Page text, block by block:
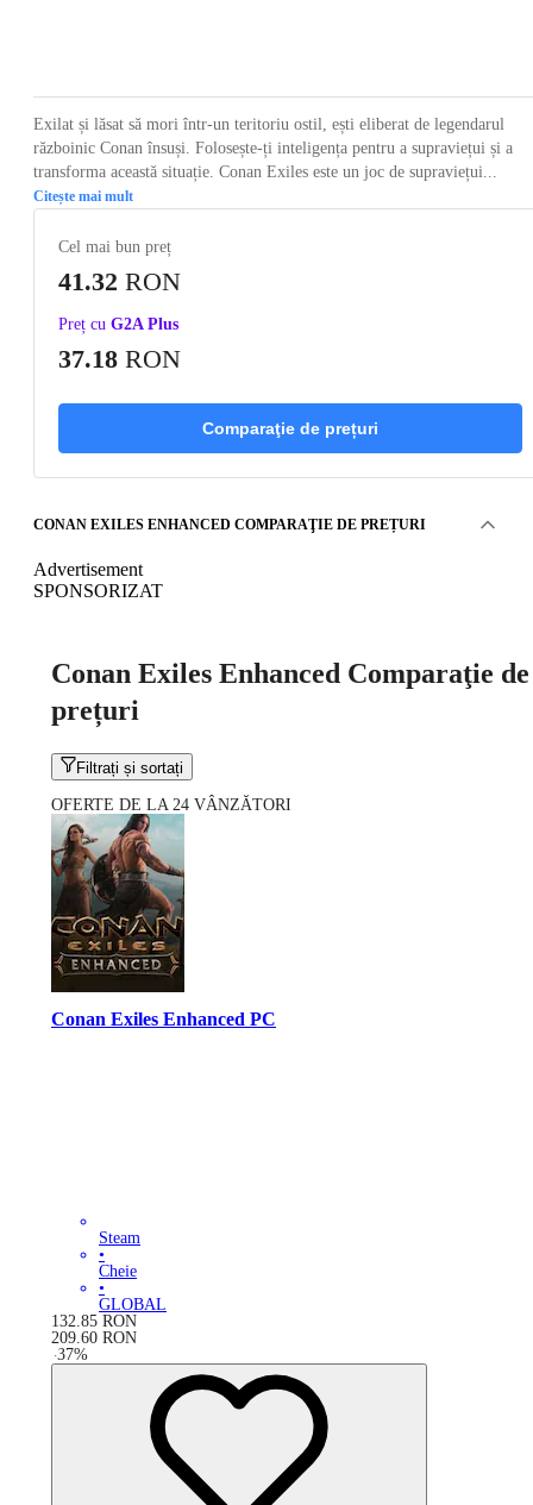
Exilat și lăsat să mori într-un teritoriu ostil, ești eliberat de legendarul
războinic Conan însuși. Folosește-ți inteligența pentru a supraviețui și a
transforma această situație. Conan Exiles este un joc de supraviețui...
Citește mai mult
Cel mai bun preț
41.32 RON
Preț cu G2A Plus
37.18 RON
Comparaţie de prețuri
CONAN EXILES ENHANCED COMPARAŢIE DE PREȚURI
Advertisement
SPONSORIZAT
Conan Exiles Enhanced Comparaţie de
prețuri
Filtrați și sortați
OFERTE DE LA 24 VÂNZĂTORI
Conan Exiles Enhanced PC
Steam
•
Cheie
•
GLOBAL
132.85 RON
209.60 RON
-37%